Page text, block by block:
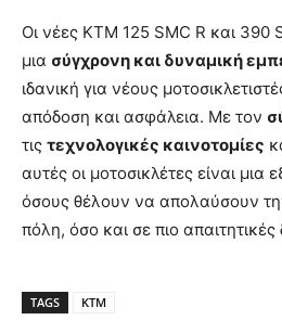
Οι νέες KTM 125 SMC R και 390
μια σύγχρονη και δυναμική
ιδανική για νέους
απόδοση και ασφάλεια. Με τον
τις τεχνολογικές καινοτομίες
αυτές οι μοτοσικλέτες είναι μια
όσους θέλουν να απολαύσουν
πόλη, όσο και σε πιο απαιτητικές
TAGS KTM